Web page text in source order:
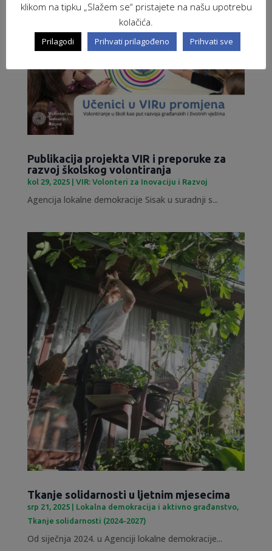
Publikacija projekta VIR i preporuke za
razvoj školskog volontiranja
kol 29, 2025| VIR: Volonteri za Inovaciju i Razvoj
Agencija lokalne demokracije Sisak u suradnji s...
Tkanje solidarnosti u ljetnim mjesecima
srp 21, 2025| Lokalna demokracija i aktivno građanstvo,
Tkanje solidarnosti (2024-2027)
Od siječnja 2024. u Agenciji lokalne demokracije...
klikom na tipku „Slažem se“ pristajete na našu upotrebu
kolačića.
Prilagodi Prihvati prilagođeno Prihvati sve